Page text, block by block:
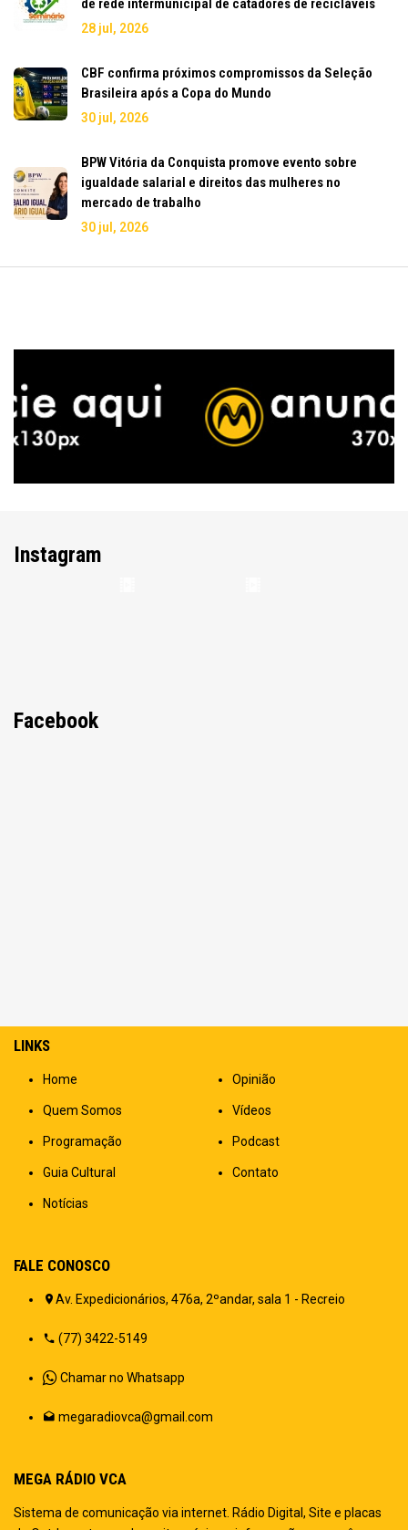
de rede intermunicipal de catadores de recicláveis
28 jul, 2026
CBF confirma próximos compromissos da Seleção
Brasileira após a Copa do Mundo
30 jul, 2026
BPW Vitória da Conquista promove evento sobre
igualdade salarial e direitos das mulheres no
mercado de trabalho
30 jul, 2026
Instagram
Facebook
LINKS
Home
Quem Somos
Programação
Guia Cultural
Notícias
Opinião
Vídeos
Podcast
Contato
FALE CONOSCO
Av. Expedicionários, 476a, 2ºandar, sala 1 - Recreio
(77) 3422-5149
Chamar no Whatsapp
megaradiovca@gmail.com
MEGA RÁDIO VCA
Sistema de comunicação via internet. Rádio Digital, Site e placas